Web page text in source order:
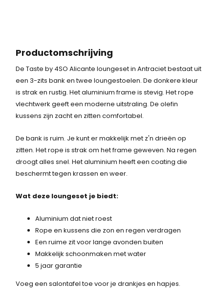
Productomschrijving
De Taste by 4SO Alicante loungeset in Antraciet bestaat uit
een 3-zits bank en twee loungestoelen. De donkere kleur
is strak en rustig. Het aluminium frame is stevig. Het rope
vlechtwerk geeft een moderne uitstraling. De olefin
kussens zijn zacht en zitten comfortabel.
De bank is ruim. Je kunt er makkelijk met z'n drieën op
zitten. Het rope is strak om het frame geweven. Na regen
droogt alles snel. Het aluminium heeft een coating die
beschermt tegen krassen en weer.
Wat deze loungeset je biedt:
Aluminium dat niet roest
Rope en kussens die zon en regen verdragen
Een ruime zit voor lange avonden buiten
Makkelijk schoonmaken met water
5 jaar garantie
Voeg een salontafel toe voor je drankjes en hapjes.